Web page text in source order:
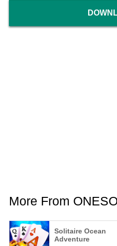
More From
Solitaire Ocean
Adventure